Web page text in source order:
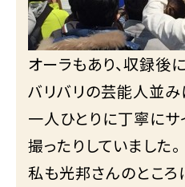
オーラもあり、収録後
バリバリの芸能人並み
一人ひとりに丁寧にサ
撮ったりしていました。
私も光邦さんのところ